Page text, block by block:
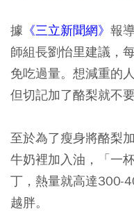
據 《三立新聞網》 報
師組長劉怡里建議，
免吃過量。想減重的
但切記加了酪梨就不
至於為了瘦身將酪梨
牛奶裡加入油，「一
丁，熱量就高達300-
越胖。